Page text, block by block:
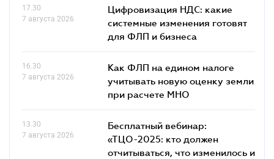
17.30
7 августа 2026
Цифровизация НДС: какие
системные изменения готовят
для ФЛП и бизнеса
16.30
7 августа 2026
Как ФЛП на едином налоге
учитывать новую оценку земли
при расчете МНО
13.30
7 августа 2026
Бесплатный вебинар:
«ТЦО-2025: кто должен
отчитываться, что изменилось и